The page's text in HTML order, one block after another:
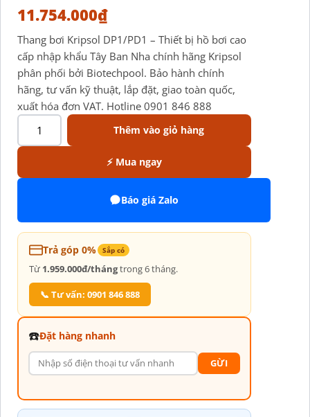
11.754.000₫
Thang bơi Kripsol DP1/PD1 – Thiết bị hồ bơi cao
cấp nhập khẩu Tây Ban Nha chính hãng Kripsol
phân phối bởi Biotechpool. Bảo hành chính
hãng, tư vấn kỹ thuật, lắp đặt, giao toàn quốc,
xuất hóa đơn VAT. Hotline 0901 846 888
Thêm vào giỏ hàng
⚡ Mua ngay
Báo giá Zalo
Trả góp 0% Sắp có
Từ 1.959.000đ/thángtrong 6 tháng.
📞 Tư vấn: 0901 846 888
☎️Đặt hàng nhanh
GỪI